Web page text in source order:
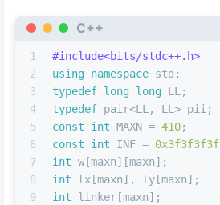
C++
1
2
3
4
5
6
7
8
9
#include<bits/stdc++.h>
using namespace std;
typedef long long LL;
typedef pair<LL, LL> pii;
const
int MAXN = 410;
const
int INF = 0x3f3f3f3f
int w[maxn][maxn];
int lx[maxn], ly[maxn];
int linker[maxn];